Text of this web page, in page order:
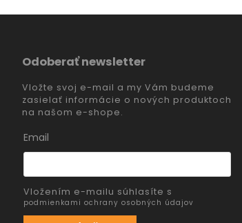
Odoberať newsletter
Vložte svoj e-mail a my Vám budeme
zasielať informácie o nových produktoch
na našom e-shope.
Email
Vložením e-mailu súhlasíte s
podmienkami ochrany osobných údajov